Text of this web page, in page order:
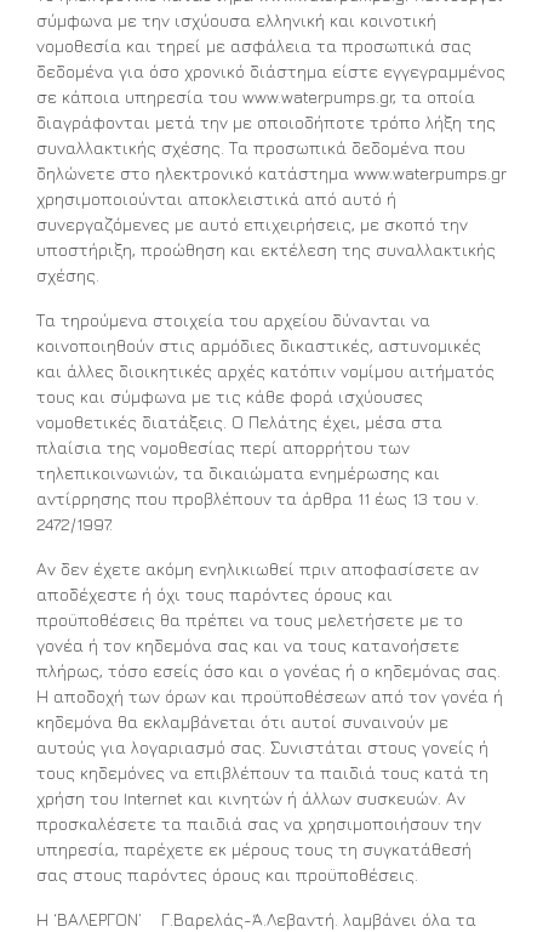
σύμφωνα με την ισχύουσα ελληνική και κοινοτική
νομοθεσία και τηρεί με ασφάλεια τα προσωπικά σας
δεδομένα για όσο χρονικό διάστημα είστε εγγεγραμμένος
σε κάποια υπηρεσία του www.waterpumps.gr, τα οποία
διαγράφονται μετά την με οποιοδήποτε τρόπο λήξη της
συναλλακτικής σχέσης. Τα προσωπικά δεδομένα που
δηλώνετε στο ηλεκτρονικό κατάστημα www.waterpumps.gr
χρησιμοποιούνται αποκλειστικά από αυτό ή
συνεργαζόμενες με αυτό επιχειρήσεις, με σκοπό την
υποστήριξη, προώθηση και εκτέλεση της συναλλακτικής
σχέσης.
Τα τηρούμενα στοιχεία του αρχείου δύνανται να
κοινοποιηθούν στις αρμόδιες δικαστικές, αστυνομικές
και άλλες διοικητικές αρχές κατόπιν νομίμου αιτήματός
τους και σύμφωνα με τις κάθε φορά ισχύουσες
νομοθετικές διατάξεις. Ο Πελάτης έχει, μέσα στα
πλαίσια της νομοθεσίας περί απορρήτου των
τηλεπικοινωνιών, τα δικαιώματα ενημέρωσης και
αντίρρησης που προβλέπουν τα άρθρα 11 έως 13 του ν.
2472/1997.
Αν δεν έχετε ακόμη ενηλικιωθεί πριν αποφασίσετε αν
αποδέχεστε ή όχι τους παρόντες όρους και
προϋποθέσεις θα πρέπει να τους μελετήσετε με το
γονέα ή τον κηδεμόνα σας και να τους κατανοήσετε
πλήρως, τόσο εσείς όσο και ο γονέας ή ο κηδεμόνας σας.
Η αποδοχή των όρων και προϋποθέσεων από τον γονέα ή
κηδεμόνα θα εκλαμβάνεται ότι αυτοί συναινούν με
αυτούς για λογαριασμό σας. Συνιστάται στους γονείς ή
τους κηδεμόνες να επιβλέπουν τα παιδιά τους κατά τη
χρήση του Internet και κινητών ή άλλων συσκευών. Αν
προσκαλέσετε τα παιδιά σας να χρησιμοποιήσουν την
υπηρεσία, παρέχετε εκ μέρους τους τη συγκατάθεσή
σας στους παρόντες όρους και προϋποθέσεις.
Η ‘ΒΑΛΕΡΓΟΝ’ Γ.Βαρελάς-Ά.Λεβαντή. λαμβάνει όλα τα